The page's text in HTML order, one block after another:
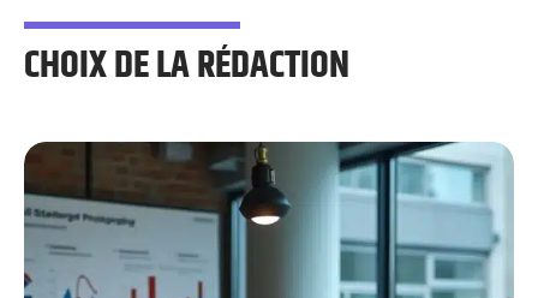
CHOIX DE LA RÉDACTION